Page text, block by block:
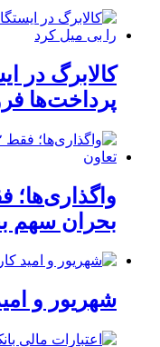
کالابرگ در
پرداخت‌ها
بحران سهم
شهریور و